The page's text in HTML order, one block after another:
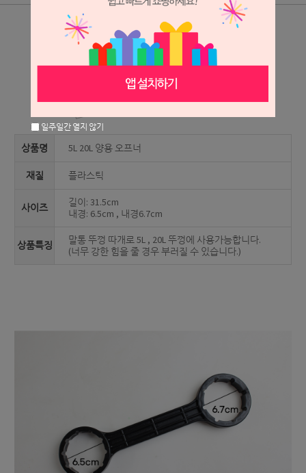
상품명 5L 20L 양용 오프너
재질 플라스틱
사이즈
길이: 31.5cm
내경: 6.5cm , 내경6.7cm
상품특징
말통 뚜껑 따개로 5L , 20L 뚜껑에 사용가능합니다.
(너무 강한 힘을 줄 경우 부러질 수 있습니다.)
일주일간 열지 않기